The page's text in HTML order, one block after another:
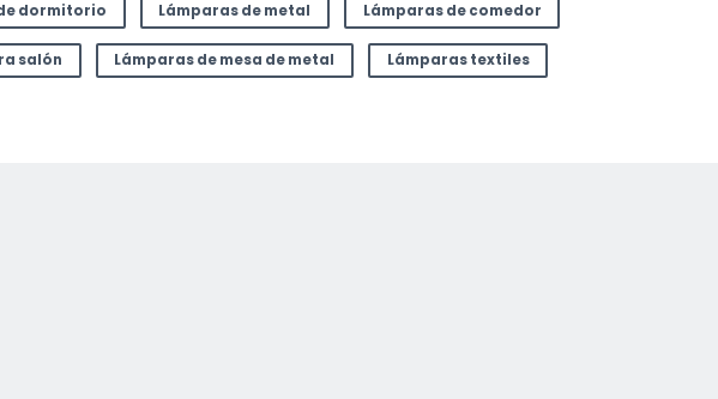
dormitorio Lámparas de metal Lámparas de comedor
salón Lámparas de mesa de metal Lámparas textiles